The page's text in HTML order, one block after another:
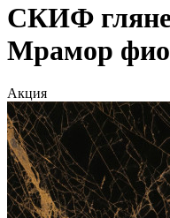
СКИФ
Мрамор
Акция